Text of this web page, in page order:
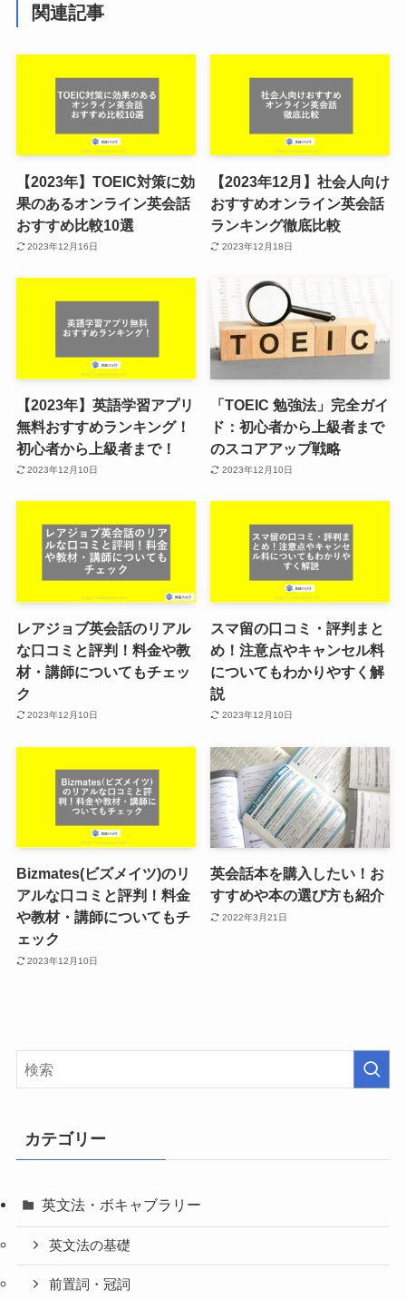
関連記事
【2023年】TOEIC対策に効
果のあるオンライン英会話
おすすめ比較10選
2023年12月16日
【2023年12月】社会人向け
おすすめオンライン英会話
ランキング徹底比較
2023年12月18日
【2023年】英語学習アプリ
無料おすすめランキング！
初心者から上級者まで！
2023年12月10日
「TOEIC 勉強法」完全ガイ
ド：初心者から上級者まで
のスコアアップ戦略
2023年12月10日
レアジョブ英会話のリアル
な口コミと評判！料金や教
材・講師についてもチェッ
ク
2023年12月10日
スマ留の口コミ・評判まと
め！注意点やキャンセル料
についてもわかりやすく解
説
2023年12月10日
Bizmates(ビズメイツ)のリ
アルな口コミと評判！料金
や教材・講師についてもチ
ェック
2023年12月10日
英会話本を購入したい！お
すすめや本の選び方も紹介
2022年3月21日
カテゴリー
英文法・ボキャブラリー
英文法の基礎
前置詞・冠詞